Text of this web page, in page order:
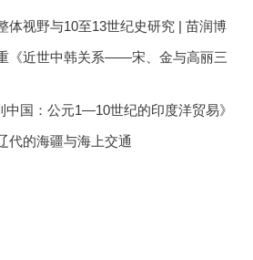
体视野与10至13世纪史研究 | 苗润博
《近世中韩关系——宋、金与高丽三
中国：公元1—10世纪的印度洋贸易》
的海疆与海上交通